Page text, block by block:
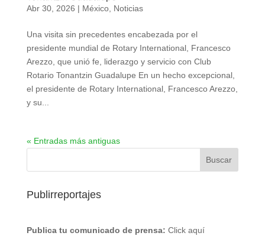
Abr 30, 2026 | México, Noticias
Una visita sin precedentes encabezada por el
presidente mundial de Rotary International, Francesco
Arezzo, que unió fe, liderazgo y servicio con Club
Rotario Tonantzin Guadalupe En un hecho excepcional,
el presidente de Rotary International, Francesco Arezzo,
y su...
« Entradas más antiguas
Publirreportajes
Publica tu comunicado de prensa: Click aquí